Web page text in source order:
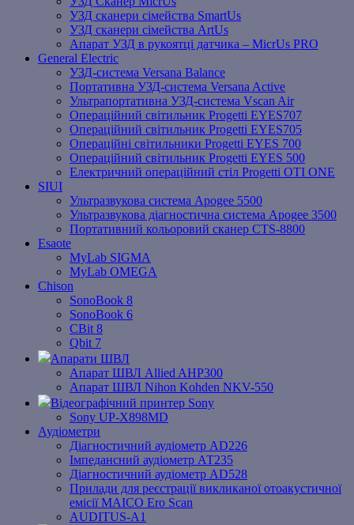
УЗД сканери сімейства SmartUs
УЗД сканери сімейства ArtUs
Апарат УЗД в рукоятці датчика – MicrUs PRO
General Electric
УЗД-система Versana Balance
Портативна УЗД-система Versana Active
Ультрапортативна УЗД-система Vscan Air
Операційний світильник Progetti EYES707
Операційний світильник Progetti EYES705
Операційні світильники Progetti EYES 700
Операційний світильник Progetti EYES 500
Електричний операційний стіл Progetti OTI ONE
SIUI
Ультразвукова система Apogee 5500
Ультразвукова діагностична система Apogee 3500
Портативний кольоровий сканер CTS-8800
Esaote
MyLab SIGMA
MyLab OMEGA
Chison
SonoBook 8
SonoBook 6
СBit 8
Qbit 7
Апарати ШВЛ
Апарат ШВЛ Allied AHP300
Апарат ШВЛ Nihon Kohden NKV-550
Відеографічний принтер Sony
Sony UP-X898MD
Аудіометри
Діагностичний аудіометр AD226
Імпедансний аудіометр АТ235
Діагностичний аудіометр AD528
Прилади для реєстрації викликаної отоакустичної
емісії MAICO Ero Scan
AUDITUS-A1